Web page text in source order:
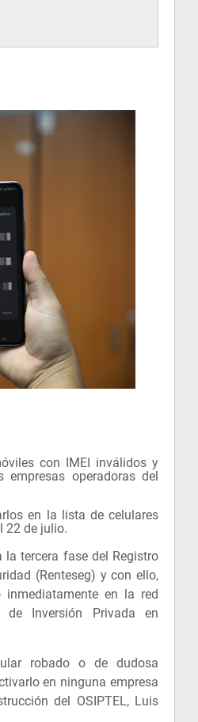
con IMEI inválidos y
operadoras del
en la lista de celulares
22 de julio.
tercera fase del Registro
(Renteseg) y con ello,
en la red
de Inversión Privada en
robado o de dudosa
en ninguna empresa
del OSIPTEL, Luis